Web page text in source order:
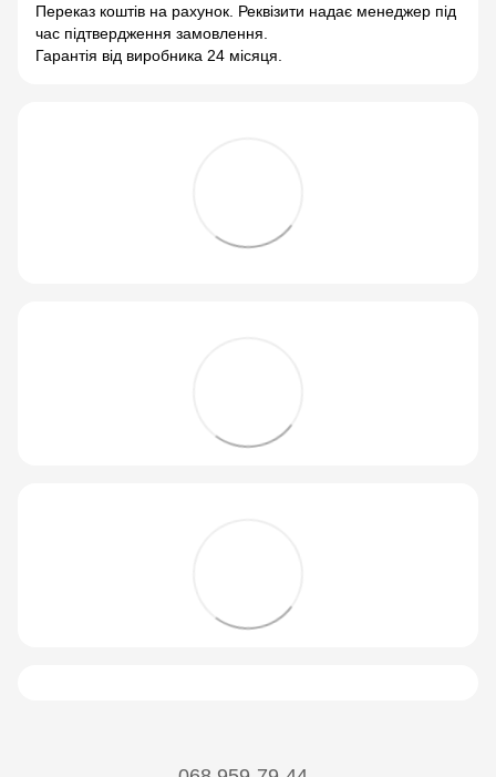
Переказ коштів на рахунок. Реквізити надає менеджер під
час підтвердження замовлення.
Гарантія від виробника 24 місяця.